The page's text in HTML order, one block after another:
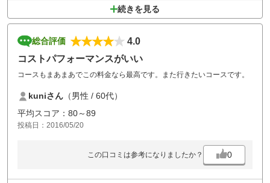
続きを見る
総合評価
4.0
コストパフォーマンスがいい
コースもまあまあでこの料金なら最高です。また行きたいコースです。
kuniさん （男性 / 60代）
平均スコア：80～89
投稿日：2016/05/20
この口コミは参考になりましたか？ 0